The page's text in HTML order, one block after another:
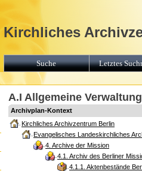
A.I Allgemeine
Archivplan-Kontext
Kirchliches Archivzentrum Berlin
Evangelisches Landeskirchliches
4. Archive der Mission
4.1. Archiv des Berliner
4.1.1. Aktenbestände
Kirchliches
Suche Letztes